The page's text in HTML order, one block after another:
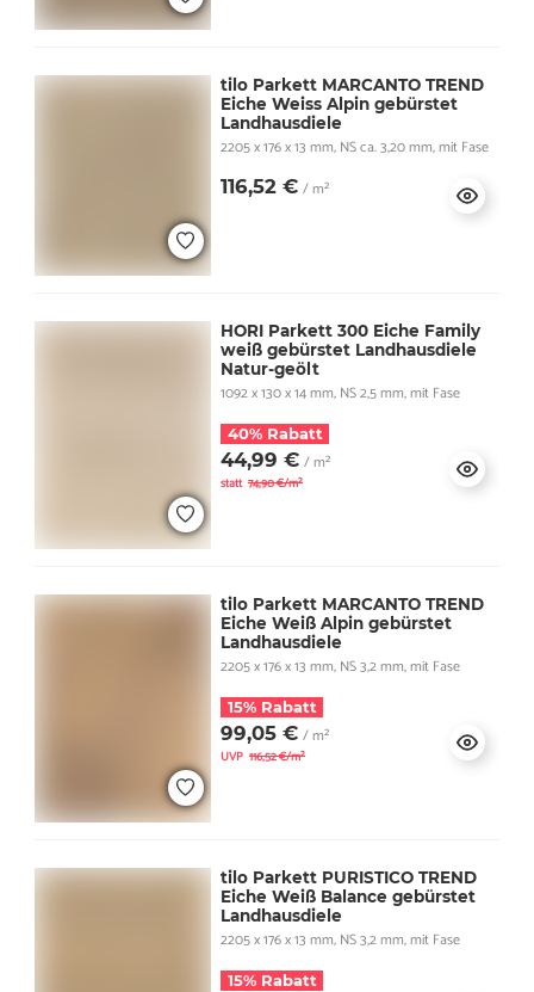
tilo Parkett MARCANTO TREND
Eiche Weiss Alpin gebürstet
Landhausdiele
2205 x 176 x 13 mm, NS ca. 3,20 mm, mit Fase
116,52 € / m²
HORI Parkett 300 Eiche Family
weiß gebürstet Landhausdiele
Natur-geölt
1092 x 130 x 14 mm, NS 2,5 mm, mit Fase
40% Rabatt
44,99 € / m²
statt 74,90 €/m²
tilo Parkett MARCANTO TREND
Eiche Weiß Alpin gebürstet
Landhausdiele
2205 x 176 x 13 mm, NS 3,2 mm, mit Fase
15% Rabatt
99,05 € / m²
UVP 116,52 €/m²
tilo Parkett PURISTICO TREND
Eiche Weiß Balance gebürstet
Landhausdiele
2205 x 176 x 13 mm, NS 3,2 mm, mit Fase
15% Rabatt